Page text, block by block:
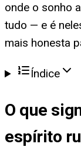
onde o sonho
tudo — e é
mais honesta
Índice
O que
espírito